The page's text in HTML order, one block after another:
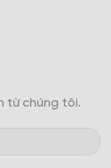
từ chúng tôi.